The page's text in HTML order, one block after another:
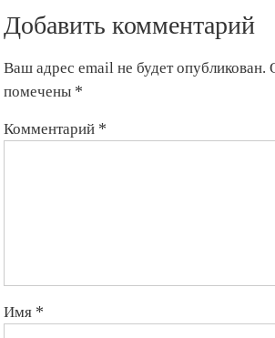
Добавить комментарий
Ваш адрес email не будет опубликован.
помечены *
Комментарий *
Имя *